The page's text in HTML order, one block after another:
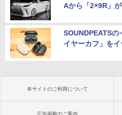
Aから「2×9R」が
SOUNDPEATSの
イヤーカフ」を
本サイトのご利用について